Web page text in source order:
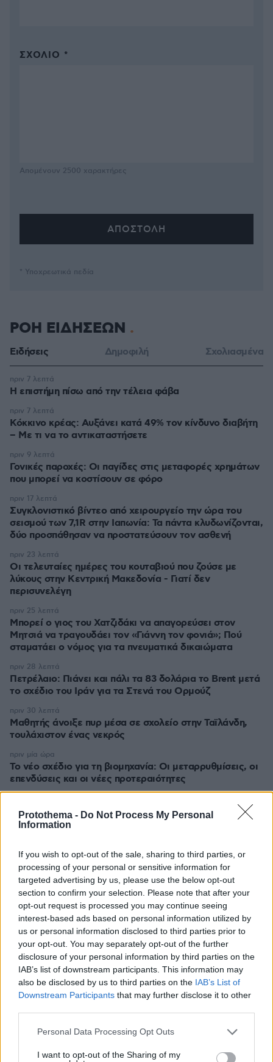
Protothema - Do Not Process My Personal
Information
If you wish to opt-out of the sale, sharing to third parties, or
processing of your personal or sensitive information for
targeted advertising by us, please use the below opt-out
section to confirm your selection. Please note that after your
opt-out request is processed you may continue seeing
interest-based ads based on personal information utilized by
us or personal information disclosed to third parties prior to
your opt-out. You may separately opt-out of the further
disclosure of your personal information by third parties on the
IAB’s list of downstream participants. This information may
also be disclosed by us to third parties on the IAB’s List of
Downstream Participants that may further disclose it to other
Please note that this website/app uses one or more Google
not limited to your visit or usage behaviour. You may click to
Personal Data Processing Opt Outs
I want to opt-out of the Sharing of my
ΣΧΌΛΙΟ *
Απομένουν 2500 χαρακτήρες
* Υποχρεωτικά πεδία
ΡΟΗ ΕΙΔΗΣΕΩΝ
Ειδήσεις Δημοφιλή Σχολιασμένα
Η επιστήμη πίσω από την τέλεια φάβα
πριν 7 λεπτά
Κόκκινο κρέας: Αυξάνει κατά 49% τον κίνδυνο διαβήτη
– Με τι να το αντικαταστήσετε
πριν 7 λεπτά
Γονικές παροχές: Οι παγίδες στις μεταφορές χρημάτων
που μπορεί να κοστίσουν σε φόρο
πριν 9 λεπτά
Συγκλονιστικό βίντεο από χειρουργείο την ώρα του
σεισμού των 7,1R στην Ιαπωνία: Τα πάντα κλυδωνίζονται,
δύο προσπάθησαν να προστατεύσουν τον ασθενή
πριν 17 λεπτά
Οι τελευταίες ημέρες του κουταβιού που ζούσε με
λύκους στην Κεντρική Μακεδονία - Γιατί δεν
περισυνελέγη
πριν 23 λεπτά
Μπορεί ο γιος του Χατζιδάκι να απαγορεύσει στον
Μητσιά να τραγουδάει τον «Γιάννη τον φονιά»; Πού
σταματάει ο νόμος για τα πνευματικά δικαιώματα
πριν 25 λεπτά
Πετρέλαιο: Πιάνει και πάλι τα 83 δολάρια το Brent μετά
το σχέδιο του Ιράν για τα Στενά του Ορμούζ
πριν 28 λεπτά
Μαθητής άνοιξε πυρ μέσα σε σχολείο στην Ταϊλάνδη,
τουλάχιστον ένας νεκρός
πριν 30 λεπτά
Το νέο σχέδιο για τη βιομηχανία: Οι μεταρρυθμίσεις, οι
επενδύσεις και οι νέες προτεραιότητες
πριν μία ώρα
«Δεν το πιστεύουμε», λένε οι Αμερικανοί που
υιοθέτησαν τον Αφγανό στη Λέσβο - Η αρχική εκδοχή
ΔΕΙΤΕ ΟΛΕΣ ΤΙΣ ΕΙΔΗΣΕΙΣ
ΤΑ ΠΙΟ ΔΗΜΟΦΙΛΗ